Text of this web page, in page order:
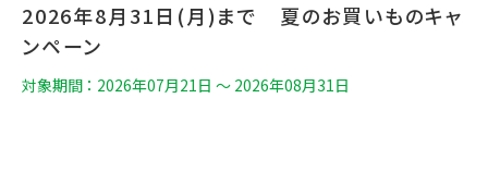
2026年8月31日(月)まで 夏のお買いものキャ
ンペーン
対象期間 ： 2026年07月21日 〜 2026年08月31日